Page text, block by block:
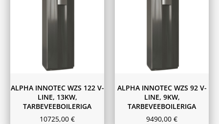
ALPHA INNOTEC WZS 122 V-
LINE, 13KW,
TARBEVEEBOILERIGA
10725,00 €
ALPHA INNOTEC WZS 92 V-
LINE, 9KW,
TARBEVEEBOILERIGA
9490,00 €